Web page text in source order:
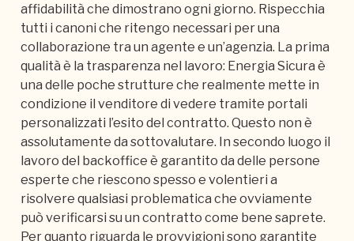
affidabilità che dimostrano ogni giorno. Rispecchia
tutti i canoni che ritengo necessari per una
collaborazione tra un agente e un’agenzia. La prima
qualità è la trasparenza nel lavoro: Energia Sicura è
una delle poche strutture che realmente mette in
condizione il venditore di vedere tramite portali
personalizzati l’esito del contratto. Questo non è
assolutamente da sottovalutare. In secondo luogo il
lavoro del backoffice è garantito da delle persone
esperte che riescono spesso e volentieri a
risolvere qualsiasi problematica che ovviamente
può verificarsi su un contratto come bene saprete.
Per quanto riguarda le provvigioni sono garantite